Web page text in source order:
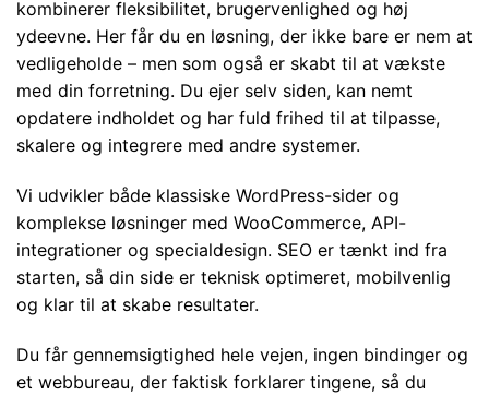
kombinerer fleksibilitet, brugervenlighed og høj
ydeevne. Her får du en løsning, der ikke bare er nem at
vedligeholde – men som også er skabt til at vækste
med din forretning. Du ejer selv siden, kan nemt
opdatere indholdet og har fuld frihed til at tilpasse,
skalere og integrere med andre systemer.
Vi udvikler både klassiske WordPress-sider og
komplekse løsninger med WooCommerce, API-
integrationer og specialdesign. SEO er tænkt ind fra
starten, så din side er teknisk optimeret, mobilvenlig
og klar til at skabe resultater.
Du får gennemsigtighed hele vejen, ingen bindinger og
et webbureau, der faktisk forklarer tingene, så du